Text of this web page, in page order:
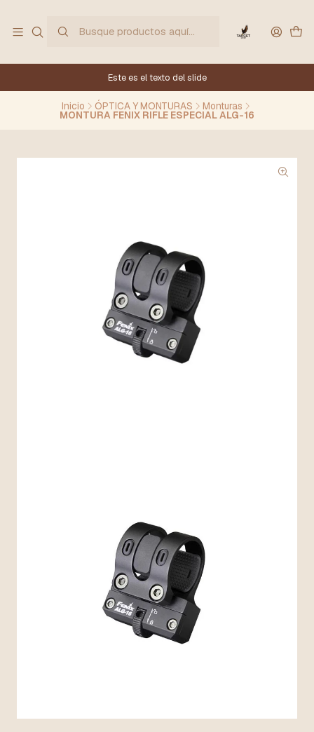
Este es el texto del slide
Inicio ÓPTICA Y MONTURAS Monturas
MONTURA FENIX RIFLE ESPECIAL ALG-16